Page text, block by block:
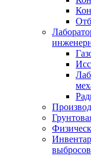
выбросов